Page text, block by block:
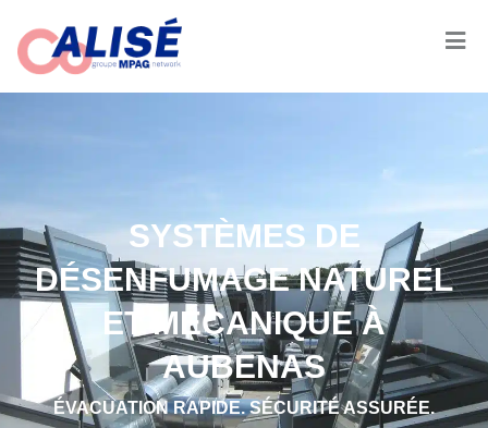
SYSTÈMES DE
DÉSENFUMAGE NATUREL
ET MÉCANIQUE À
AUBENAS
ÉVACUATION RAPIDE. SÉCURITÉ ASSURÉE.